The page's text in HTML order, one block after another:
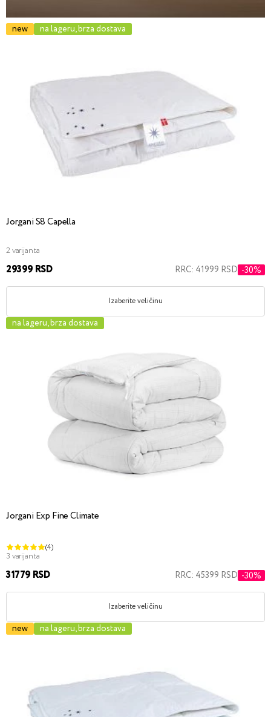
new na lageru, brza dostava
Jorgani S8 Capella
2 varijanta
29399 RSD RRC: 41999 RSD -30%
Izaberite veličinu
na lageru, brza dostava
Jorgani Exp Fine Climate
(4)
3 varijanta
31779 RSD RRC: 45399 RSD -30%
Izaberite veličinu
new na lageru, brza dostava